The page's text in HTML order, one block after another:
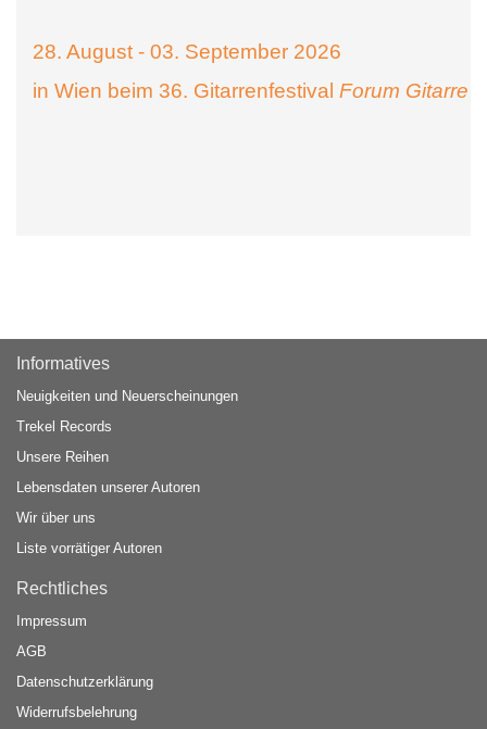
28. August - 03. September 2026
in Wien beim 36. Gitarrenfestival Forum Gitarre
Informatives
Neuigkeiten und Neuerscheinungen
Trekel Records
Unsere Reihen
Lebensdaten unserer Autoren
Wir über uns
Liste vorrätiger Autoren
Rechtliches
Impressum
AGB
Datenschutzerklärung
Widerrufsbelehrung